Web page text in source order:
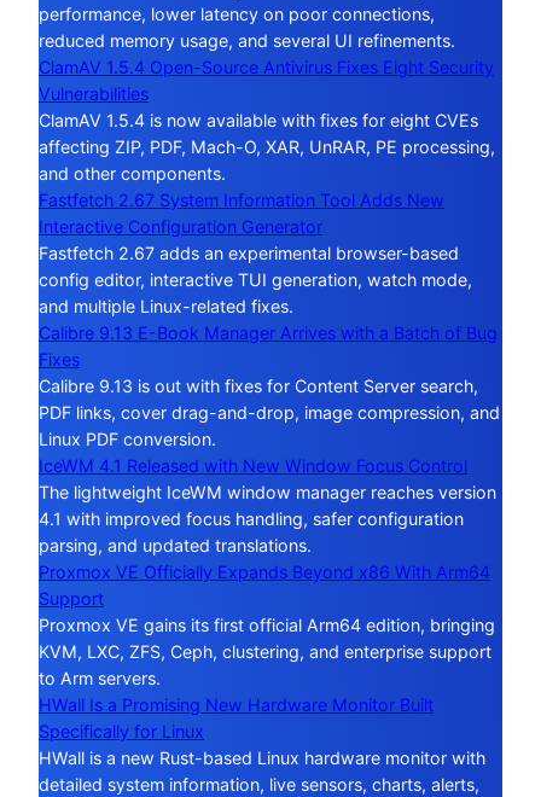
performance, lower latency on poor connections,
reduced memory usage, and several UI refinements.
ClamAV 1.5.4 Open-Source Antivirus Fixes Eight Security
Vulnerabilities
ClamAV 1.5.4 is now available with fixes for eight CVEs
affecting ZIP, PDF, Mach-O, XAR, UnRAR, PE processing,
and other components.
Fastfetch 2.67 System Information Tool Adds New
Interactive Configuration Generator
Fastfetch 2.67 adds an experimental browser-based
config editor, interactive TUI generation, watch mode,
and multiple Linux-related fixes.
Calibre 9.13 E-Book Manager Arrives with a Batch of Bug
Fixes
Calibre 9.13 is out with fixes for Content Server search,
PDF links, cover drag-and-drop, image compression, and
Linux PDF conversion.
IceWM 4.1 Released with New Window Focus Control
The lightweight IceWM window manager reaches version
4.1 with improved focus handling, safer configuration
parsing, and updated translations.
Proxmox VE Officially Expands Beyond x86 With Arm64
Support
Proxmox VE gains its first official Arm64 edition, bringing
KVM, LXC, ZFS, Ceph, clustering, and enterprise support
to Arm servers.
HWall Is a Promising New Hardware Monitor Built
Specifically for Linux
HWall is a new Rust-based Linux hardware monitor with
detailed system information, live sensors, charts, alerts,